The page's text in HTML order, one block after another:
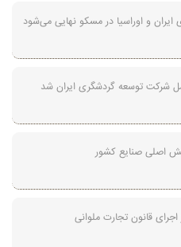
و اوراسیا در مسکو نهایی می‌شود
شرکت توسعه گردشگری ایران شد
اصلی صنایع کشور
اجرای قانون تجارت ملوانی